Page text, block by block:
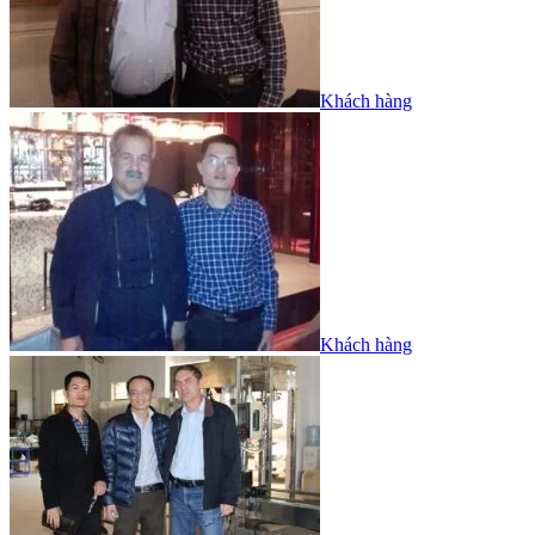
Khách hàng
Khách hàng